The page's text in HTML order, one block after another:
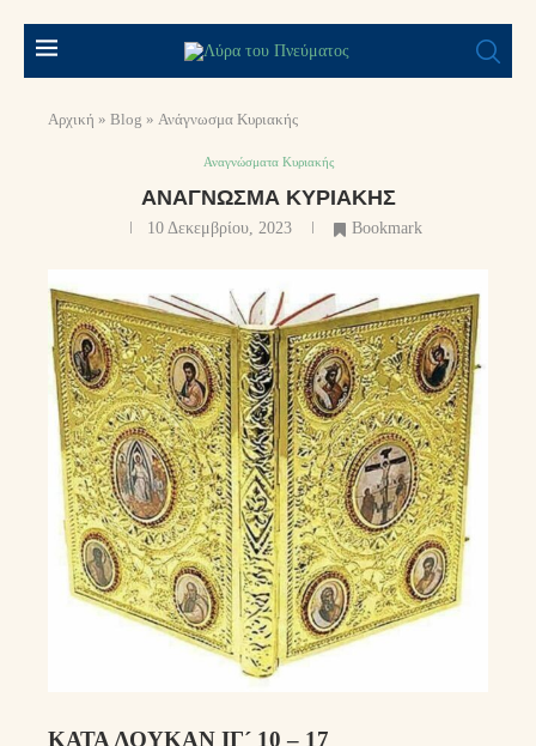
Αρχική » Blog » Ανάγνωσμα Κυριακής
Αναγνώσματα Κυριακής
ΑΝΆΓΝΩΣΜΑ ΚΥΡΙΑΚΉΣ
10 Δεκεμβρίου, 2023 Bookmark
ΚΑΤΑ ΛΟΥΚΑΝ ΙΓ´ 10 – 17